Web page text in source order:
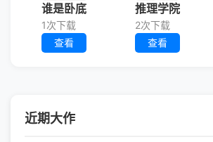
谁是卧底
1次下载
查看
推理学院
2次下载
查看
近期大作